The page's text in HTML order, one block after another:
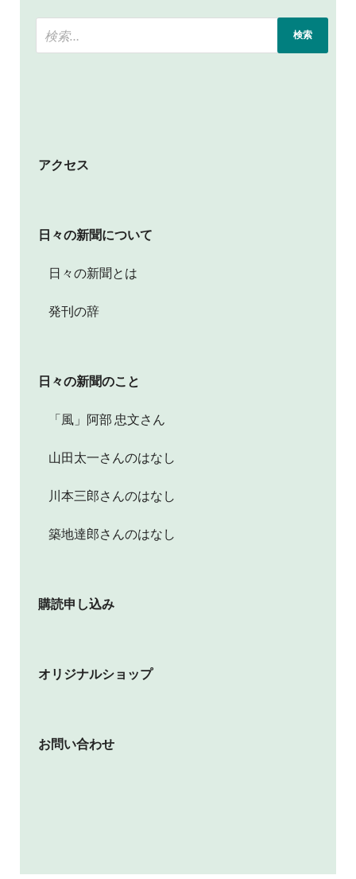
アクセス
日々の新聞について
日々の新聞とは
発刊の辞
日々の新聞のこと
「風」阿部 忠文さん
山田太一さんのはなし
川本三郎さんのはなし
築地達郎さんのはなし
購読申し込み
オリジナルショップ
お問い合わせ